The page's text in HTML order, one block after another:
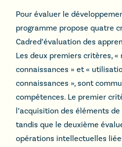
Pour évaluer le
programme propose quatre
Cadred’évaluation des
Les deux premiers critères, «
connaissances » et «
connaissances », sont
compétences. Le premier
l’acquisition des éléments
tandis que le deuxième
opérations intellectuelles